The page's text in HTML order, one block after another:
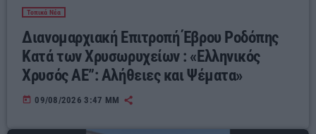
Τοπικά Νέα
Διανομαρχιακή Επιτροπή Έβρου Ροδόπης
Κατά των Χρυσωρυχείων : «Ελληνικός
Χρυσός ΑΕ”: Αλήθειες και Ψέματα»
today 09/08/2026 3:47 ΜΜ